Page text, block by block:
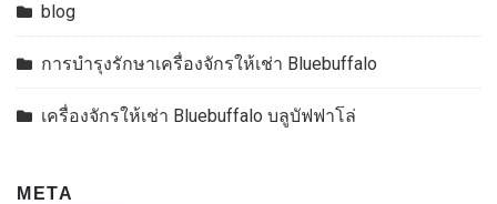
blog
การบำรุงรักษาเครื่องจักรให้เช่า Bluebuffalo
เครื่องจักรให้เช่า Bluebuffalo บลูบัฟฟาโล่
META